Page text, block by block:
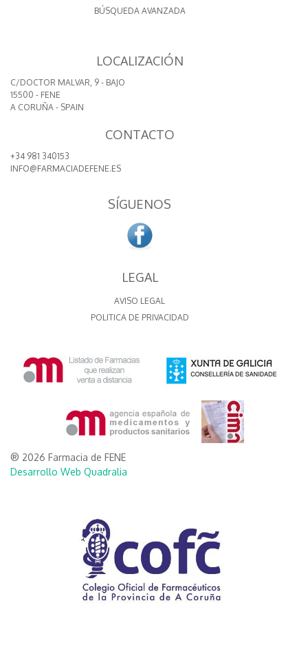
BÚSQUEDA AVANZADA
LOCALIZACIÓN
C/DOCTOR MALVAR, 9 - BAJO
15500 - FENE
A CORUÑA - SPAIN
CONTACTO
+34 981 340153
INFO@FARMACIADEFENE.ES
SÍGUENOS
LEGAL
AVISO LEGAL
POLITICA DE PRIVACIDAD
® 2026 Farmacia de FENE
Desarrollo Web Quadralia